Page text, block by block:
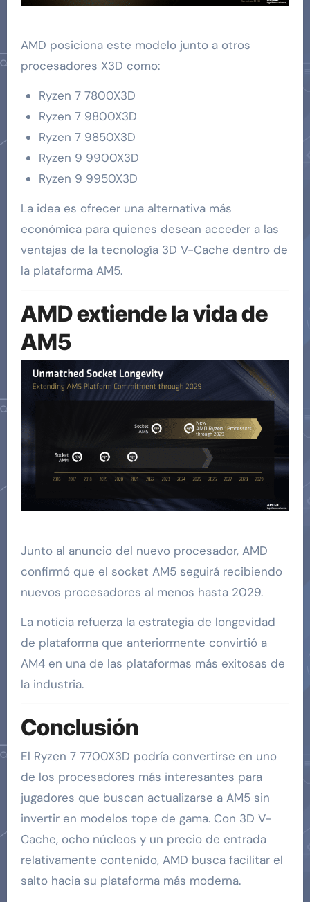
AMD posiciona este modelo junto a otros
procesadores X3D como:
Ryzen 7 7800X3D
Ryzen 7 9800X3D
Ryzen 7 9850X3D
Ryzen 9 9900X3D
Ryzen 9 9950X3D
La idea es ofrecer una alternativa más
económica para quienes desean acceder a las
ventajas de la tecnología 3D V-Cache dentro de
la plataforma AM5.
AMD extiende la vida de
AM5
Junto al anuncio del nuevo procesador, AMD
confirmó que el socket AM5 seguirá recibiendo
nuevos procesadores al menos hasta 2029.
La noticia refuerza la estrategia de longevidad
de plataforma que anteriormente convirtió a
AM4 en una de las plataformas más exitosas de
la industria.
Conclusión
El Ryzen 7 7700X3D podría convertirse en uno
de los procesadores más interesantes para
jugadores que buscan actualizarse a AM5 sin
invertir en modelos tope de gama. Con 3D V-
Cache, ocho núcleos y un precio de entrada
relativamente contenido, AMD busca facilitar el
salto hacia su plataforma más moderna.